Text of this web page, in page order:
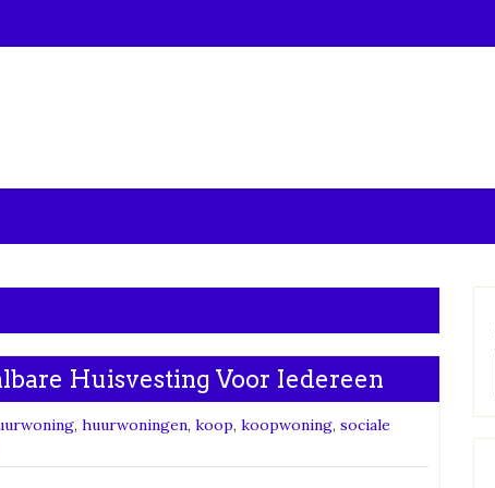
Huisvesting Voor Iedereen
, huurwoningen, koop, koopwoning, sociale